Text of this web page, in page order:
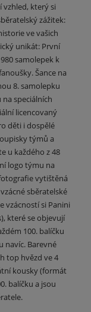
který si
zážitek:
ve vašich
unikát: První
samolepek k
Šance na
8. samolepku
speciálních
licencovaný
děti i dospělé
týmů a
u každého z 48
logo týmu na
vytištěná
sběratelské
vzácností si Panini
které se objevují
100. balíčku
navíc. Barevné
top hvězd ve 4
kousky (formát
balíčku a jsou